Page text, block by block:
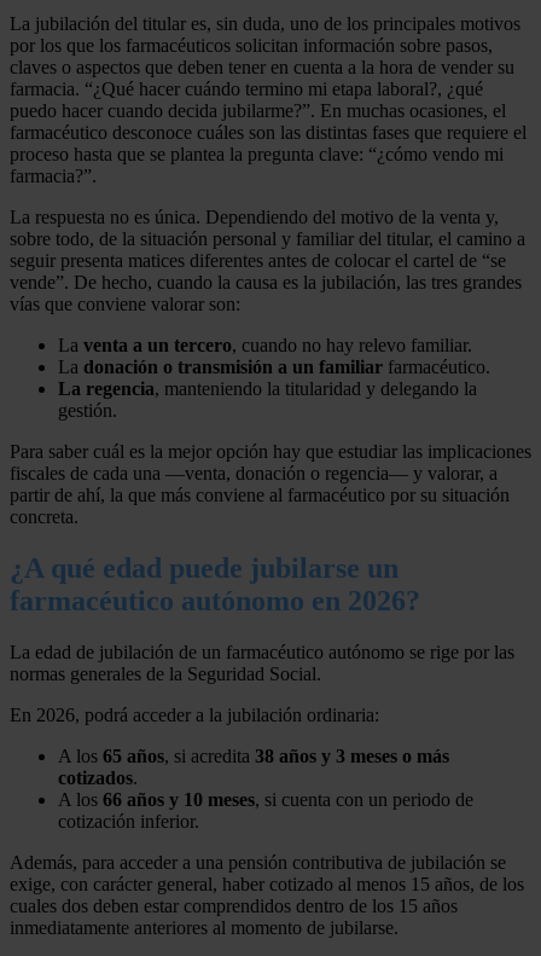
La jubilación del titular es, sin duda, uno de los principales motivos
por los que los farmacéuticos solicitan información sobre pasos,
claves o aspectos que deben tener en cuenta a la hora de vender su
farmacia. “¿Qué hacer cuándo termino mi etapa laboral?, ¿qué
puedo hacer cuando decida jubilarme?”. En muchas ocasiones, el
farmacéutico desconoce cuáles son las distintas fases que requiere el
proceso hasta que se plantea la pregunta clave: “¿cómo vendo mi
farmacia?”.
La respuesta no es única. Dependiendo del motivo de la venta y,
sobre todo, de la situación personal y familiar del titular, el camino a
seguir presenta matices diferentes antes de colocar el cartel de “se
vende”. De hecho, cuando la causa es la jubilación, las tres grandes
vías que conviene valorar son:
La venta a un tercero, cuando no hay relevo familiar.
La donación o transmisión a un familiar farmacéutico.
La regencia, manteniendo la titularidad y delegando la
gestión.
Para saber cuál es la mejor opción hay que estudiar las implicaciones
fiscales de cada una —venta, donación o regencia— y valorar, a
partir de ahí, la que más conviene al farmacéutico por su situación
concreta.
¿A qué edad puede jubilarse un
farmacéutico autónomo en 2026?
La edad de jubilación de un farmacéutico autónomo se rige por las
normas generales de la Seguridad Social.
En 2026, podrá acceder a la jubilación ordinaria:
A los 65 años, si acredita 38 años y 3 meses o más
cotizados.
A los 66 años y 10 meses, si cuenta con un periodo de
cotización inferior.
Además, para acceder a una pensión contributiva de jubilación se
exige, con carácter general, haber cotizado al menos 15 años, de los
cuales dos deben estar comprendidos dentro de los 15 años
inmediatamente anteriores al momento de jubilarse.